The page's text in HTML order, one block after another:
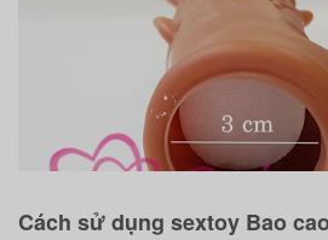
Cách sử dụng sextoy Bao